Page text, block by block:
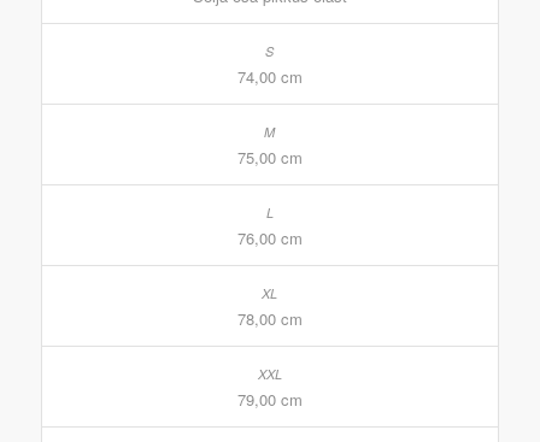
74,00 cm
75,00 cm
76,00 cm
78,00 cm
79,00 cm